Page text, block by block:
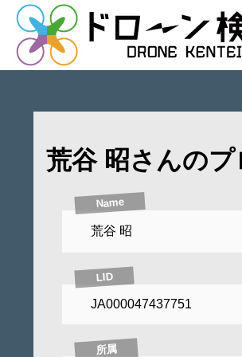
荒谷 昭さんの
Name
荒谷 昭
LID
JA000047437751
所属